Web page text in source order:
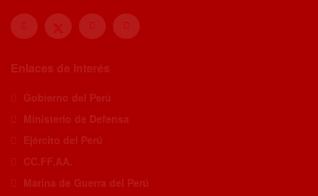
Enlaces de Interés
Gobierno del Perú
Ministerio de Defensa
Ejército del Perú
CC.FF.AA.
Marina de Guerra del Perú